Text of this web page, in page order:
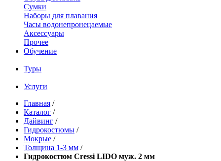
Сумки
Наборы для плавания
Часы водонепронецаемые
Аксессуары
Прочее
Обучение
Туры
Услуги
Главная /
Каталог /
Дайвинг /
Гидрокостюмы /
Мокрые /
Толщина 1-3 мм /
Гидрокостюм Cressi LIDO муж. 2 мм